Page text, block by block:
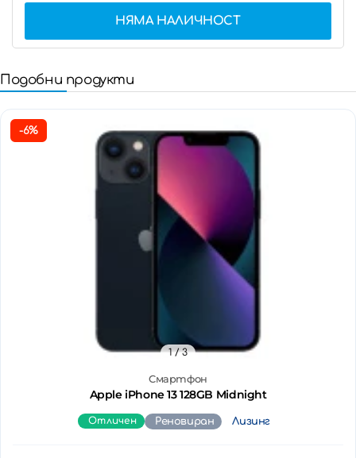
НЯМА НАЛИЧНОСТ
Подобни продукти
-6%
Смартфон
Apple iPhone 13 128GB Midnight
1/ 3
Отличен Реновиран Лизинг